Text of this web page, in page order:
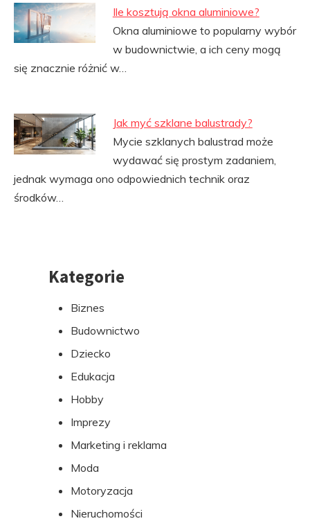
Ile kosztują okna aluminiowe?
Okna aluminiowe to popularny wybór
w budownictwie, a ich ceny mogą
się znacznie różnić w…
Jak myć szklane balustrady?
Mycie szklanych balustrad może
wydawać się prostym zadaniem,
jednak wymaga ono odpowiednich technik oraz
środków…
PrzejdźKategorie
Biznes
Budownictwo
Dziecko
Edukacja
Hobby
Imprezy
Marketing i reklama
Moda
Motoryzacja
Nieruchomości